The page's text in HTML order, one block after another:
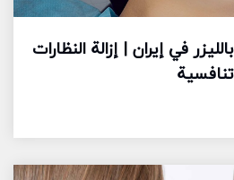
في إيران | إزالة النظارات